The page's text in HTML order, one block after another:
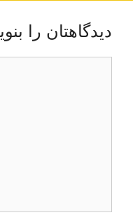
دیدگاهتان را